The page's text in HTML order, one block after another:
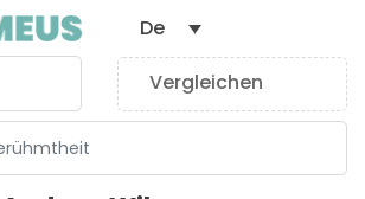
Vergleichen
De